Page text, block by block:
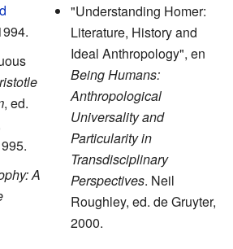
, ed.
A
"Understanding Homer:
Literature, History and
Ideal Anthropology", en
Being Humans:
Anthropological
Universality and
Particularity in
Transdisciplinary
Perspectives. Neil
Roughley, ed. de Gruyter,
2000.